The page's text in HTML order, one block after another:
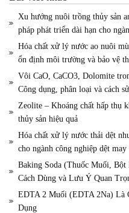
Xu hướng nuôi trồng thủy sản
pháp phát triển dài hạn cho
Hóa chất xử lý nước ao nuôi
ổn định môi trường và bảo vệ
Vôi CaO, CaCO3, Dolomite
Công dụng, phân loại và cách
Zeolite – Khoáng chất hấp thụ
thủy sản hiệu quả
Hóa chất xử lý nước thải dệt
cho ngành công nghiệp dệt may
Baking Soda (Thuốc Muối, Bột
Cách Dùng và Lưu Ý Quan
EDTA 2 Muối (EDTA 2Na) Là
Dụng